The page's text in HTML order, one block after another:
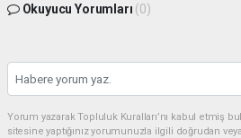
Okuyucu Yorumları (0)
Yorum yazarak Topluluk Kuralları’nı kabul etmiş
sitesine yaptığınız yorumunuzla ilgili doğrudan